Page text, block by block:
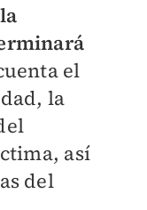
el
la
así
del